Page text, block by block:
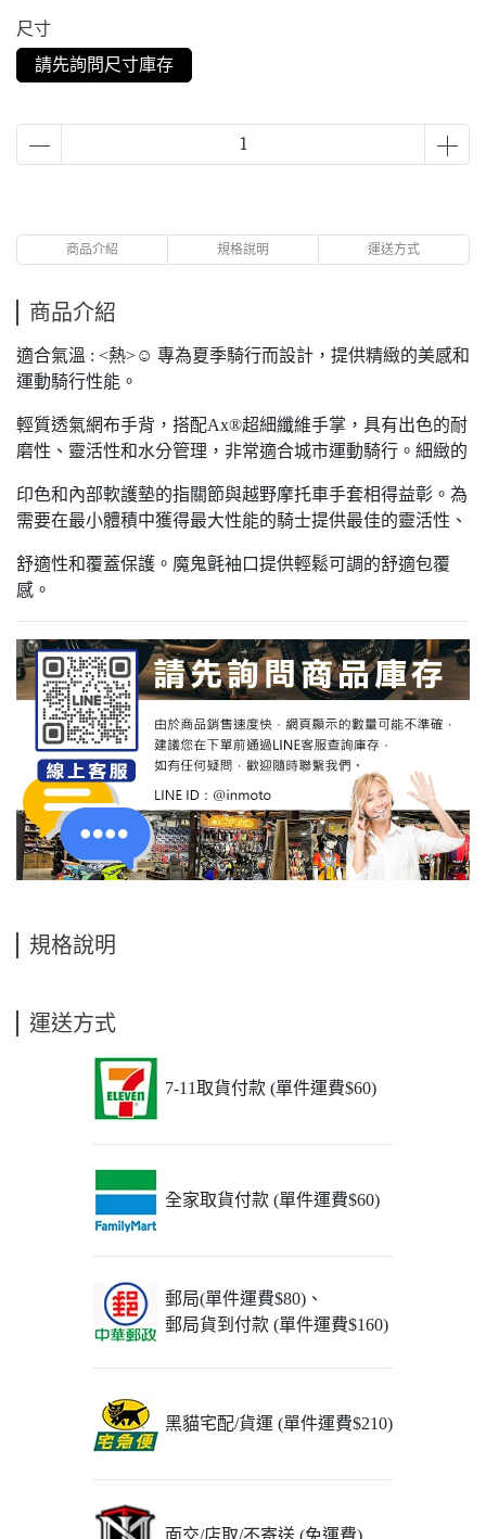
尺寸
請先詢問尺寸庫存
商品介紹 規格說明 運送方式
商品介紹
適合氣溫 : <熱>☺ 專為夏季騎行而設計，提供精緻的美感和
運動騎行性能。
輕質透氣網布手背，搭配Ax®超細纖維手掌，具有出色的耐
磨性、靈活性和水分管理，非常適合城市運動騎行。細緻的
印色和內部軟護墊的指關節與越野摩托車手套相得益彰。為
需要在最小體積中獲得最大性能的騎士提供最佳的靈活性、
舒適性和覆蓋保護。魔鬼氈袖口提供輕鬆可調的舒適包覆
感。
規格說明
運送方式
7-11取貨付款 (單件運費$60)
全家取貨付款 (單件運費$60)
郵局(單件運費$80)、
郵局貨到付款 (單件運費$160)
黑貓宅配/貨運 (單件運費$210)
面交/店取/不寄送 (免運費)